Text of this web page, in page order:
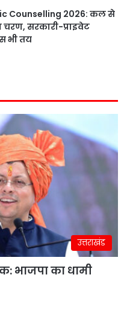
Counselling 2026: कल से
चरण, सरकारी-प्राइवेट
भी तय
उत्तराखंड
भाजपा का धामी